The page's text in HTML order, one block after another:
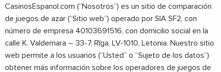
CasinosEspanol.com (“Nosotros”) es un sitio de comparación
de juegos de azar (“Sitio web”) operado por SIA SF2, con
número de empresa 40103691516, con domicilio social en la
calle K. Valdemara – 33-7, Rīga, LV-1010, Letonia. Nuestro sitio
web permite a los usuarios (“Usted” o “Sujeto de los datos”)
obtener más información sobre los operadores de juegos de